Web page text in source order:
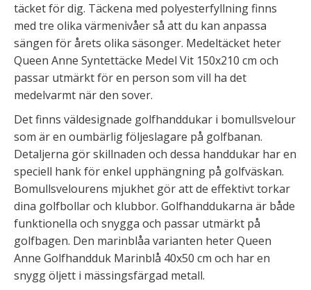
täcket för dig. Täckena med polyesterfyllning finns
med tre olika värmenivåer så att du kan anpassa
sängen för årets olika säsonger. Medeltäcket heter
Queen Anne Syntettäcke Medel Vit 150x210 cm och
passar utmärkt för en person som vill ha det
medelvarmt när den sover.
Det finns väldesignade golfhanddukar i bomullsvelour
som är en oumbärlig följeslagare på golfbanan.
Detaljerna gör skillnaden och dessa handdukar har en
speciell hank för enkel upphängning på golfväskan.
Bomullsvelourens mjukhet gör att de effektivt torkar
dina golfbollar och klubbor. Golfhanddukarna är både
funktionella och snygga och passar utmärkt på
golfbagen. Den marinblåa varianten heter Queen
Anne Golfhandduk Marinblå 40x50 cm och har en
snygg öljett i mässingsfärgad metall.